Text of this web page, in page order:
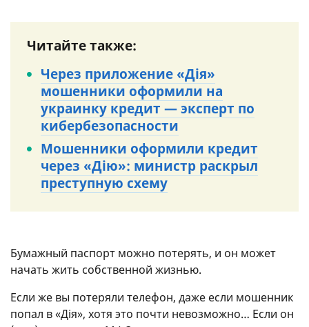
Читайте также:
Через приложение «Дія»
мошенники оформили на
украинку кредит — эксперт по
кибербезопасности
Мошенники оформили кредит
через «Дію»: министр раскрыл
преступную схему
Бумажный паспорт можно потерять, и он может
начать жить собственной жизнью.
Если же вы потеряли телефон, даже если мошенник
попал в «Дія», хотя это почти невозможно… Если он